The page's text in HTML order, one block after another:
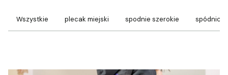
Wszystkie plecak miejski spodnie szerokie spódnice